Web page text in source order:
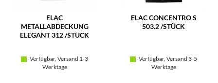
ELAC
METALLABDECKUNG
ELEGANT 312 /STÜCK
Verfügbar, Versand 1-3
Werktage
ELAC CONCENTRO S
503.2 /STÜCK
Verfügbar, Versand 3-5
Werktage